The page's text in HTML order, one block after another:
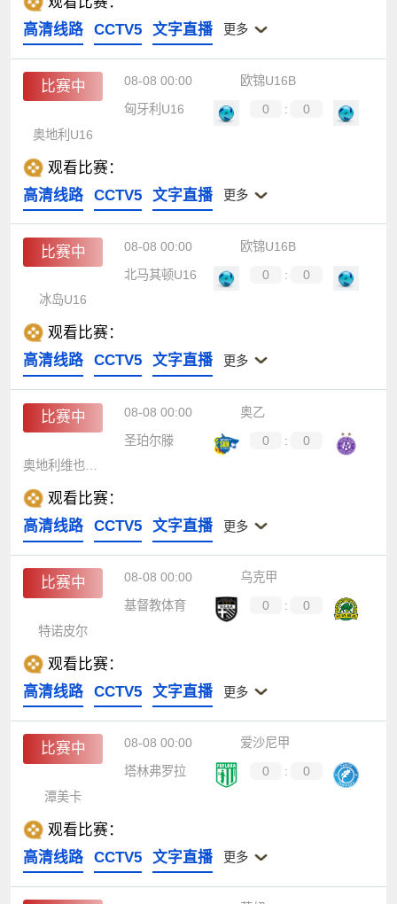
高清线路
CCTV5 文字直播 更多
比赛中 08-08 00:00
欧锦U16B
匈牙利U16
0 :
0
奥地利U16
观看比赛：
高清线路
CCTV5 文字直播 更多
比赛中 08-08 00:00
欧锦U16B
北马其顿U16
0 :
0
冰岛U16
观看比赛：
高清线路
CCTV5 文字直播 更多
比赛中 08-08 00:00
奥乙
圣珀尔滕
0 :
0
奥地利维也纳B队
观看比赛：
高清线路
CCTV5 文字直播 更多
比赛中 08-08 00:00
乌克甲
基督教体育
0 :
0
特诺皮尔
观看比赛：
高清线路
CCTV5 文字直播 更多
比赛中 08-08 00:00
爱沙尼甲
塔林弗罗拉
0 :
0
潭美卡
观看比赛：
高清线路
CCTV5 文字直播 更多